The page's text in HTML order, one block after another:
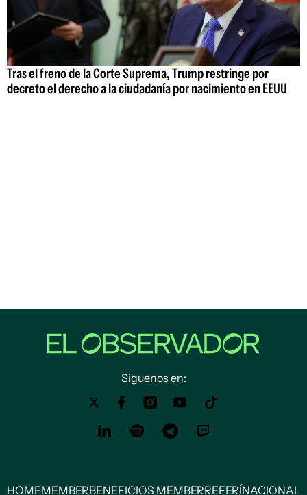
Tras el freno de la Corte Suprema, Trump restringe por
decreto el derecho a la ciudadanía por nacimiento en EEUU
Siguenos en:
HOMEMEMBERBENEFICIOS MEMBERREFERÍNACIONAL